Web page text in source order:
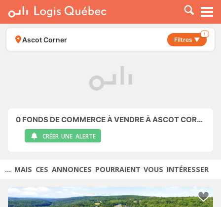
À LOUER
À VENDRE
PLACER UNE ANNONCE
Ascot Corner Filtres ▼
1
0 FONDS DE COMMERCE À VENDRE À ASCOT CORNER
CRÉER UNE ALERTE
... MAIS CES ANNONCES POURRAIENT VOUS INTÉRESSER